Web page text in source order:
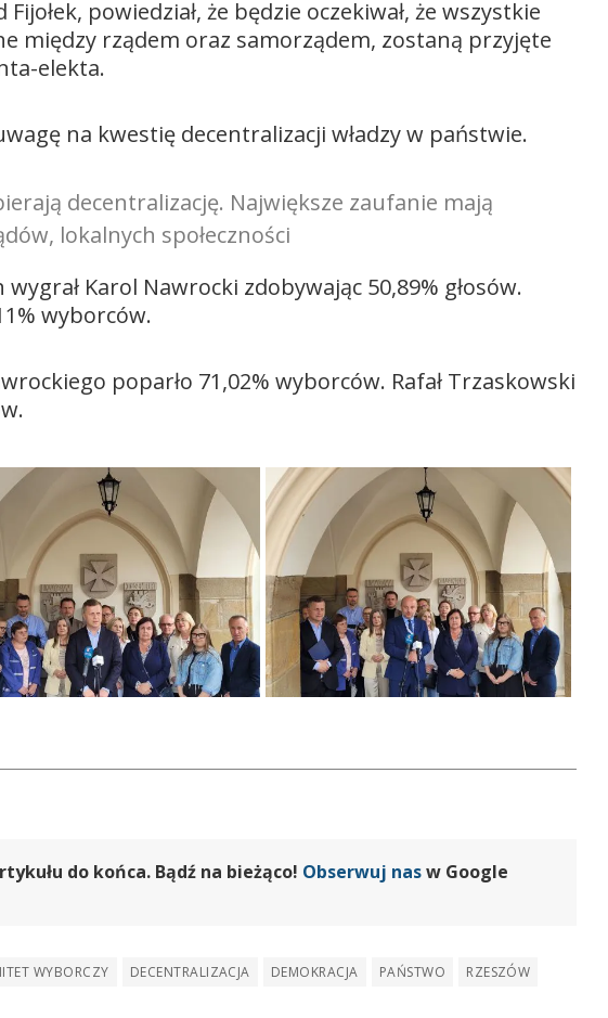
powiedział, że będzie oczekiwał, że wszystkie
między rządem oraz samorządem, zostaną przyjęte
elekta.
na kwestię decentralizacji władzy w państwie.
decentralizację. Największe zaufanie mają
lokalnych społeczności
Karol Nawrocki zdobywając 50,89% głosów.
wyborców.
poparło 71,02% wyborców. Rafał Trzaskowski
do końca. Bądź na bieżąco! Obserwuj nasw Google
WYBORCZY DECENTRALIZACJA DEMOKRACJA PAŃSTWO
RZESZÓW